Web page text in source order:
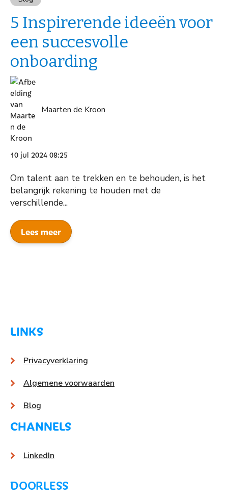
5 Inspirerende ideeën voor
een succesvolle
onboarding
Maarten de Kroon
10 jul 2024 08:25
Om talent aan te trekken en te behouden, is het
belangrijk rekening te houden met de
verschillende...
Lees meer
LINKS
Privacyverklaring
Algemene voorwaarden
Blog
CHANNELS
LinkedIn
DOORLESS